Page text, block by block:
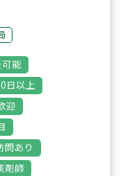
阪駅から
下を通って
もほぼ濡
。
能
日以上
迎
問あり
剤師